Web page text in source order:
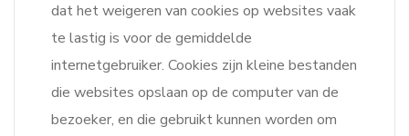
dat het weigeren van cookies op websites vaak
te lastig is voor de gemiddelde
internetgebruiker. Cookies zijn kleine bestanden
die websites opslaan op de computer van de
bezoeker, en die gebruikt kunnen worden om